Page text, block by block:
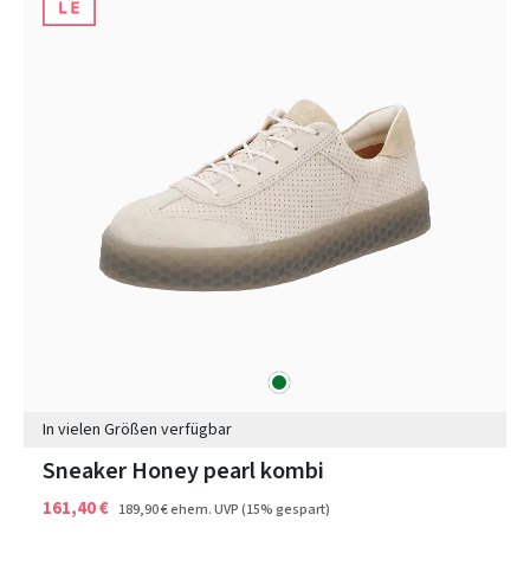
grün
In vielen Größen verfügbar
Sneaker Honey pearl kombi
161,40 € 189,90 €ehem. UVP(15% gespart)